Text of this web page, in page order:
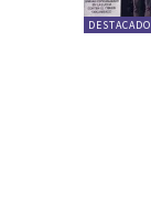
DESTACADO